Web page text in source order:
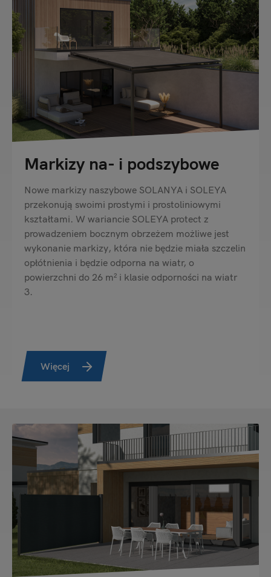
Markizy na- i podszybowe
Nowe markizy naszybowe SOLANYA i SOLEYA
przekonują swoimi prostymi i prostoliniowymi
kształtami. W wariancie SOLEYA protect z
prowadzeniem bocznym obrzeżem możliwe jest
wykonanie markizy, która nie będzie miała szczelin
opłótnienia i będzie odporna na wiatr, o
powierzchni do 26 m² i klasie odporności na wiatr
3.
Więcej